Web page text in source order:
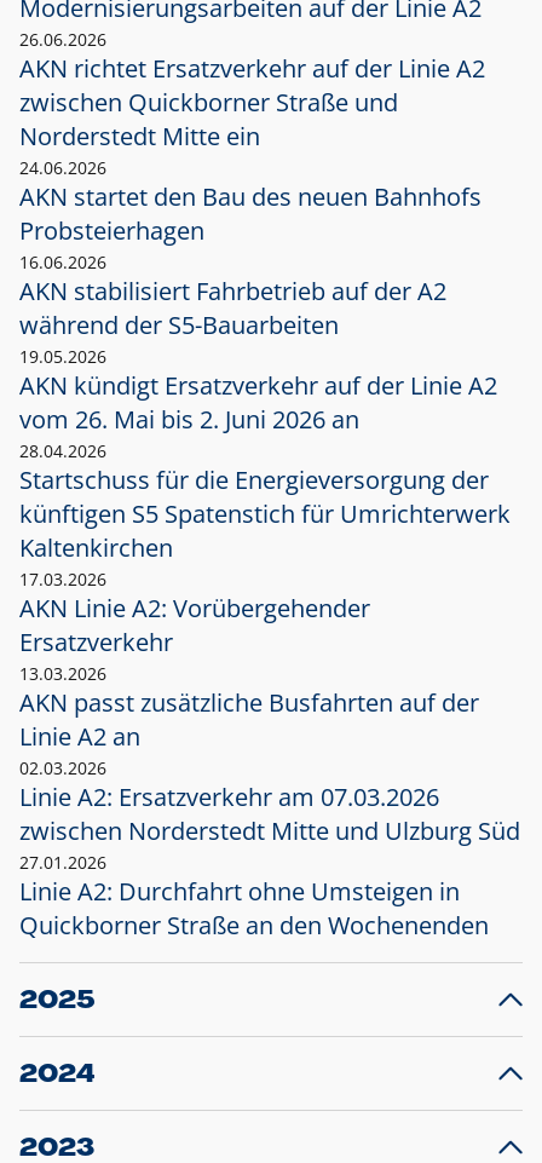
Modernisierungsarbeiten auf der Linie A2
26.06.2026
AKN richtet Ersatzverkehr auf der Linie A2
zwischen Quickborner Straße und
Norderstedt Mitte ein
24.06.2026
AKN startet den Bau des neuen Bahnhofs
Probsteierhagen
16.06.2026
AKN stabilisiert Fahrbetrieb auf der A2
während der S5-Bauarbeiten
19.05.2026
AKN kündigt Ersatzverkehr auf der Linie A2
vom 26. Mai bis 2. Juni 2026 an
28.04.2026
Startschuss für die Energieversorgung der
künftigen S5 Spatenstich für Umrichterwerk
Kaltenkirchen
17.03.2026
AKN Linie A2: Vorübergehender
Ersatzverkehr
13.03.2026
AKN passt zusätzliche Busfahrten auf der
Linie A2 an
02.03.2026
Linie A2: Ersatzverkehr am 07.03.2026
zwischen Norderstedt Mitte und Ulzburg Süd
27.01.2026
Linie A2: Durchfahrt ohne Umsteigen in
Quickborner Straße an den Wochenenden
2025
23.12.2025
Projekt S5: Start der Bauarbeiten am
2024
10.12.2024
Großprojekt S5: Sperrung der Bahnstraße in
2023